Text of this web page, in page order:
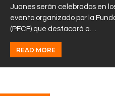
Juanes serán celebrados en
evento organizado por la
(PFCF) que destacará a…
READ MORE